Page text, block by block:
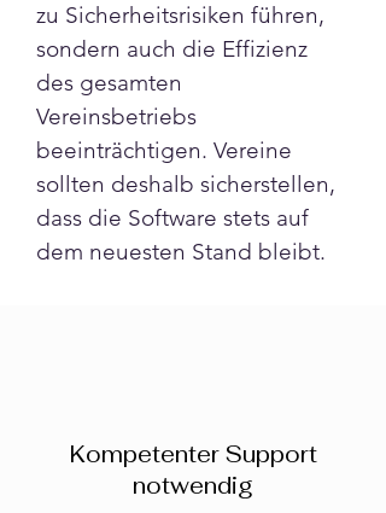
zu Sicherheitsrisiken führen,
sondern auch die Effizienz
des gesamten
Vereinsbetriebs
beeinträchtigen. Vereine
sollten deshalb sicherstellen,
dass die Software stets auf
dem neuesten Stand bleibt.
Kompetenter Support
notwendig